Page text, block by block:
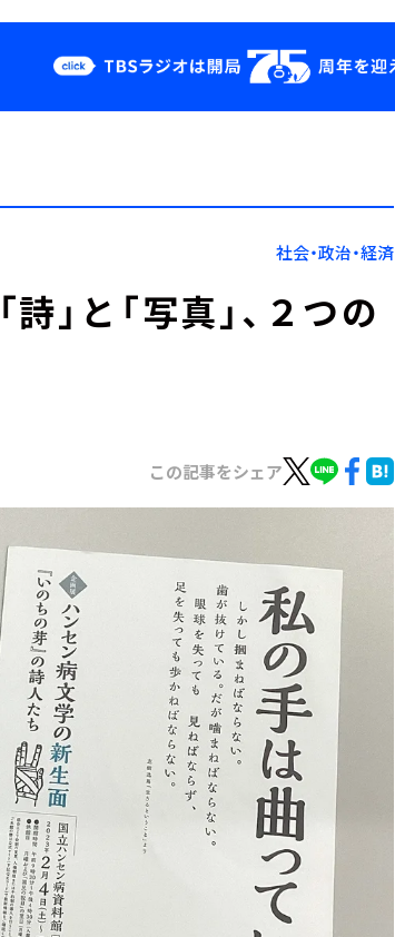
YouTube
会社情報社会・政治・経済
」と「写真」、２つの
この記事をシェア